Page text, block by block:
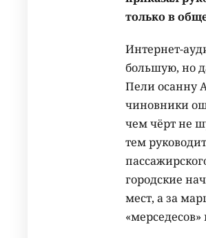
только в
Интернет-
большую, но
Пели осанну
чиновники
чем чёрт не
тем
городские
мест, а за